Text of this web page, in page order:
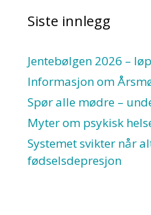
Siste innlegg
Jentebølgen 2026 –
Informasjon om
Spør alle mødre –
Myter om psykisk
Systemet svikter når
fødselsdepresjon